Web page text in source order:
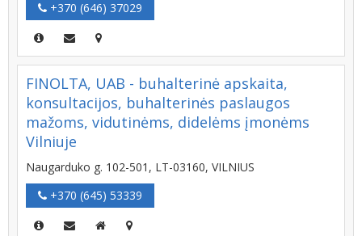
+370 (646) 37029
FINOLTA, UAB - buhalterinė apskaita,
konsultacijos, buhalterinės paslaugos
mažoms, vidutinėms, didelėms įmonėms
Vilniuje
Naugarduko g. 102-501, LT-03160, VILNIUS
+370 (645) 53339